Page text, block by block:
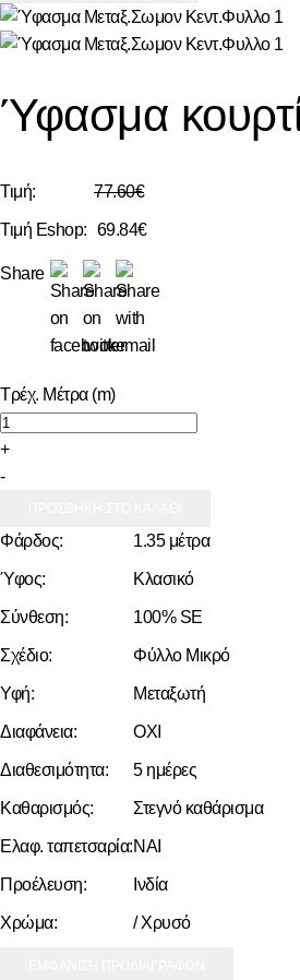
Ύφασμα
Τιμή: 77.60€
Τιμή Eshop: 69.84€
Share
Τρέχ. Μέτρα (m)
+
-
Φάρδος: 1.35 μέτρα
Ύφος: Κλασικό
Σύνθεση: 100% SE
Σχέδιο: Φύλλο Μικρό
Υφή: Μεταξωτή
Διαφάνεια: ΟΧΙ
Διαθεσιμότητα: 5 ημέρες
Καθαρισμός: Στεγνό καθάρισμα
Ελαφ. ταπετσαρία:ΝΑΙ
Προέλευση: Ινδία
Χρώμα: / Χρυσό